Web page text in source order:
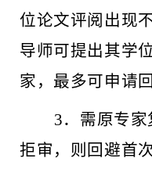
位论文评阅出现
导师可提出其学
家，最多可申请
3．需原专
拒审，则回避首